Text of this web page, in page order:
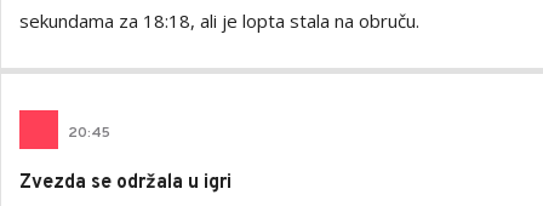
sekundama za 18:18, ali je lopta stala na obruču.
20:45
Zvezda se održala u igri